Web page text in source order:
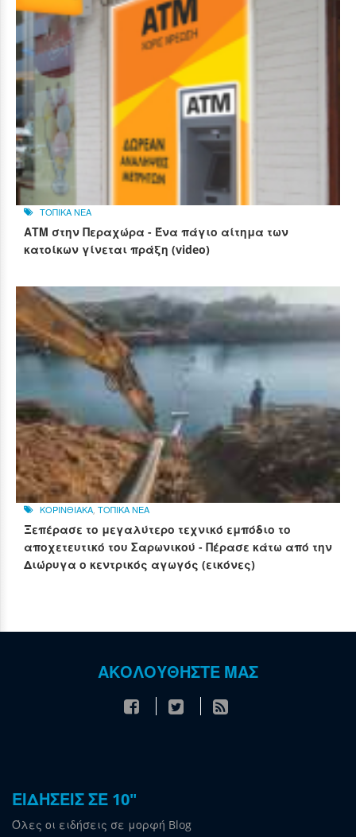
ΤΟΠΙΚΑ ΝΕΑ
ΑΤΜ στην Περαχώρα - Ένα πάγιο αίτημα των
κατοίκων γίνεται πράξη (video)
ΚΟΡΙΝΘΙΑΚΑ, ΤΟΠΙΚΑ ΝΕΑ
Ξεπέρασε το μεγαλύτερο τεχνικό εμπόδιο το
αποχετευτικό του Σαρωνικού - Πέρασε κάτω από την
Διώρυγα ο κεντρικός αγωγός (εικόνες)
ΑΚΟΛΟΥΘΗΣΤΕ ΜΑΣ
ΕΙΔΗΣΕΙΣ ΣΕ 10"
Όλες οι ειδήσεις σε μορφή Blog